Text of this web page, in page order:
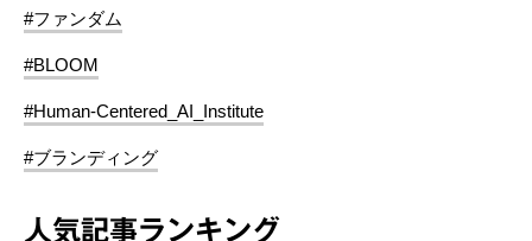
#ファンダム
#BLOOM
#Human-Centered_AI_Institute
#ブランディング
人気記事ランキング